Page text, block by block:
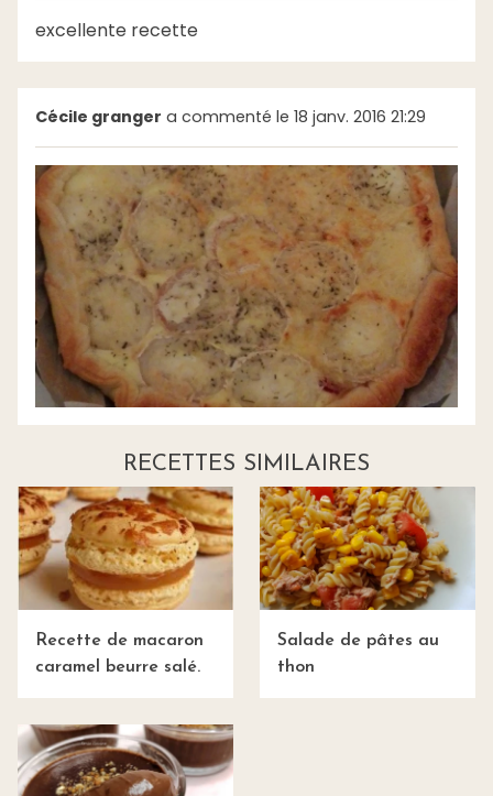
excellente recette
Cécile granger a commenté le 18 janv. 2016 21:29
RECETTES SIMILAIRES
Recette de macaron
caramel beurre salé.
Salade de pâtes au
thon